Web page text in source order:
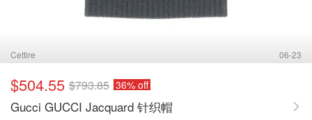
Cettire 06-23
$504.55 $793.85 36% off
Gucci GUCCI Jacquard 针织帽